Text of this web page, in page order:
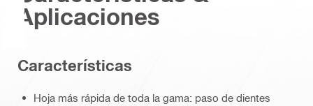
Aplicaciones
Características
Hoja más rápida de toda la gama: paso de dientes